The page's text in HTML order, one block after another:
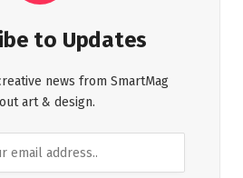
to Updates
news from SmartMag
art & design.